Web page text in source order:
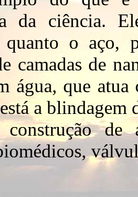
da ciência.
quanto o aço,
camadas de
água, que atua
a blindagem
construção de